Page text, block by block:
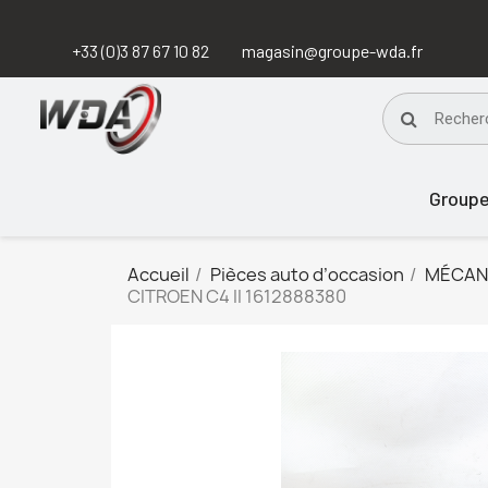
+33 (0)3 87 67 10 82 magasin@groupe-wda.fr
Accueil Pièces auto d’occasion
CITROEN C4 II 1612888380